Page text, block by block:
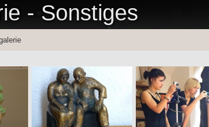
- Sonstiges